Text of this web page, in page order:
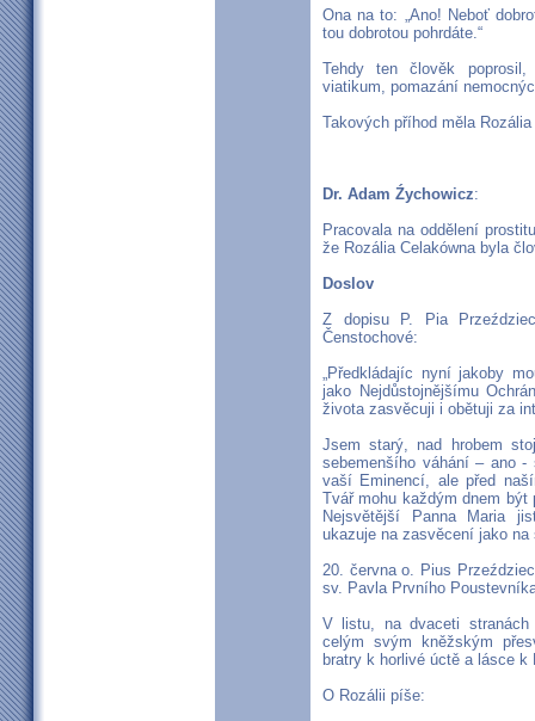
Ona na to: „Ano! Neboť
tou dobrotou pohrdáte.“
Tehdy ten člověk
viatikum, pomazání
Takových příhod měla
Dr. Adam Źychowicz:
Pracovala na oddělení
že Rozália Celakówna byla
Doslov
Z dopisu P. Pia
Čenstochové:
„Předkládajíc nyní jakoby
jako Nejdůstojnějšímu
života zasvěcuji i obětuji za
Jsem starý, nad hrobem
sebemenšího váhání – ano -
vaší Eminencí, ale před
Tvář mohu každým dnem
Nejsvětější Panna Maria
ukazuje na zasvěcení jako
20. června o. Pius
sv. Pavla Prvního
V listu, na dvaceti stranách
celým svým kněžským
bratry k horlivé úctě a lásce
O Rozálii píše: